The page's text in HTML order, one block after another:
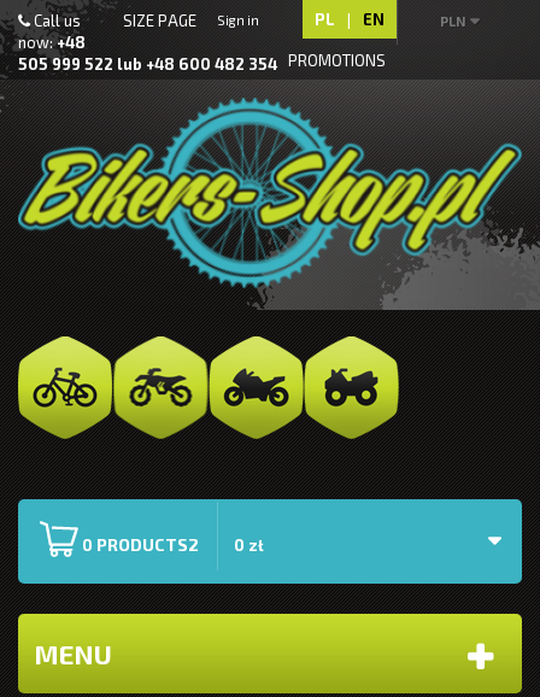
PLN
PL | EN
Sign in
SIZE PAGE
PROMOTIONS
Call us
now:+48
505 999 522 lub +48 600 482 354
0 PRODUCTS2 0 zł
MENU